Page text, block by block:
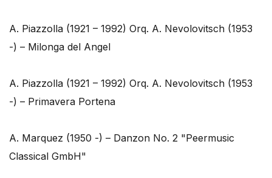
A. Piazzolla (1921 – 1992) Orq. A. Nevolovitsch (1953
-) – Milonga del Angel
A. Piazzolla (1921 – 1992) Orq. A. Nevolovitsch (1953
-) – Primavera Portena
A. Marquez (1950 -) – Danzon No. 2 "Peermusic
Classical GmbH"